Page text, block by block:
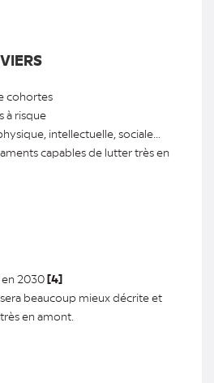
cohortes
à risque
intellectuelle, sociale...
capables de lutter très en
2030[4]
beaucoup mieux décrite et
en amont.